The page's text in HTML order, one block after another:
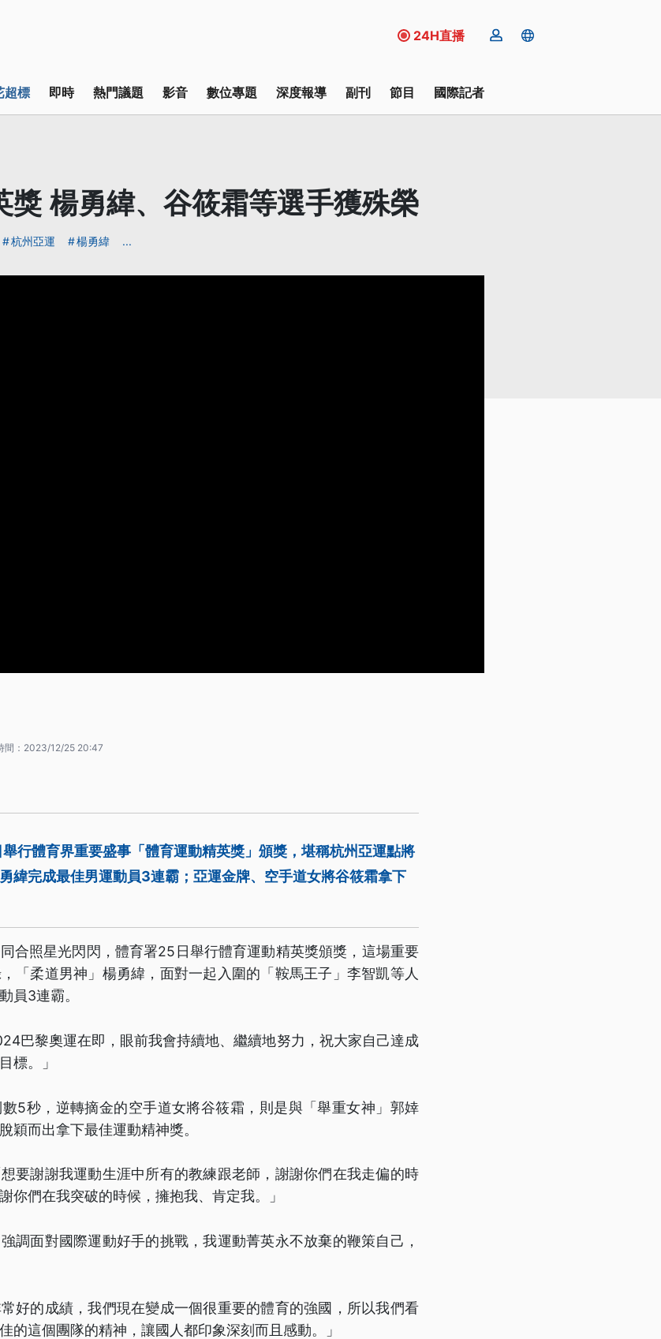
24H直播
超標 即時 熱門議題 影音 數位專題 深度報導 副刊 節目 國際記者
獎 楊勇緯、谷筱霜等選手獲殊榮
杭州亞運 楊勇緯 ...
間： 2023/12/25 20:47
行體育界重要盛事「體育運動精英獎」頒獎，堪稱杭州亞運點將
緯完成最佳男運動員3連霸；亞運金牌、空手道女將谷筱霜拿下
合照星光閃閃，體育署25日舉行體育運動精英獎頒獎，這場重要
「柔道男神」楊勇緯，面對一起入圍的「鞍馬王子」李智凱等人
員3連霸。
巴黎奧運在即，眼前我會持續地、繼續地努力，祝大家自己達成
標。」
5秒，逆轉摘金的空手道女將谷筱霜，則是與「舉重女神」郭婞
穎而出拿下最佳運動精神獎。
要謝謝我運動生涯中所有的教練跟老師，謝謝你們在我走偏的時
你們在我突破的時候，擁抱我、肯定我。」
調面對國際運動好手的挑戰，我運動菁英永不放棄的鞭策自己，
好的成績，我們現在變成一個很重要的體育的強國，所以我們看
的這個團隊的精神，讓國人都印象深刻而且感動。」